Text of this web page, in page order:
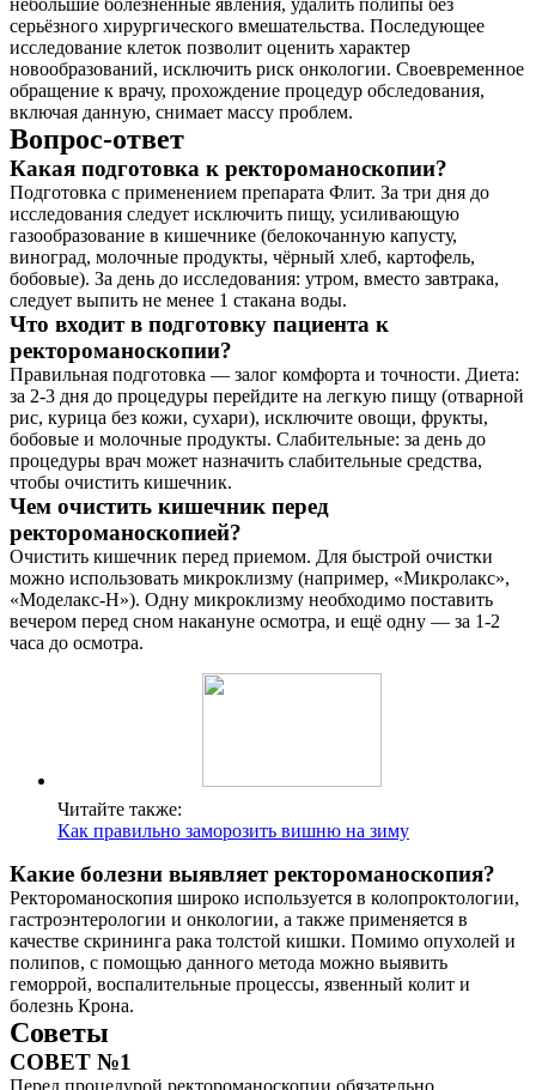
небольшие болезненные явления, удалить полипы без
серьёзного хирургического вмешательства. Последующее
исследование клеток позволит оценить характер
новообразований, исключить риск онкологии. Своевременное
обращение к врачу, прохождение процедур обследования,
включая данную, снимает массу проблем.
Вопрос-ответ
Какая подготовка к ректороманоскопии?
Подготовка с применением препарата Флит. За три дня до
исследования следует исключить пищу, усиливающую
газообразование в кишечнике (белокочанную капусту,
виноград, молочные продукты, чёрный хлеб, картофель,
бобовые). За день до исследования: утром, вместо завтрака,
следует выпить не менее 1 стакана воды.
Что входит в подготовку пациента к
ректороманоскопии?
Правильная подготовка — залог комфорта и точности. Диета:
за 2-3 дня до процедуры перейдите на легкую пищу (отварной
рис, курица без кожи, сухари), исключите овощи, фрукты,
бобовые и молочные продукты. Слабительные: за день до
процедуры врач может назначить слабительные средства,
чтобы очистить кишечник.
Чем очистить кишечник перед
ректороманоскопией?
Очистить кишечник перед приемом. Для быстрой очистки
можно использовать микроклизму (например, «Микролакс»,
«Моделакс-Н»). Одну микроклизму необходимо поставить
вечером перед сном накануне осмотра, и ещё одну — за 1-2
часа до осмотра.
Читайте также:
Как правильно заморозить вишню на зиму
Какие болезни выявляет ректороманоскопия?
Ректороманоскопия широко используется в колопроктологии,
гастроэнтерологии и онкологии, а также применяется в
качестве скрининга рака толстой кишки. Помимо опухолей и
полипов, с помощью данного метода можно выявить
геморрой, воспалительные процессы, язвенный колит и
болезнь Крона.
Советы
СОВЕТ №1
Перед процедурой ректороманоскопии обязательно